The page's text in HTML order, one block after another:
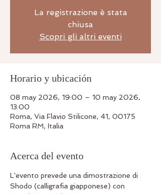
La registrazione è stata
chiusa
Scopri gli altri eventi
Horario y ubicación
08 may 2026, 19:00 – 10 may 2026,
13:00
Roma, Via Flavio Stilicone, 41, 00175
Roma RM, Italia
Acerca del evento
L'evento prevede una dimostrazione di
Shodo (calligrafia giapponese) con